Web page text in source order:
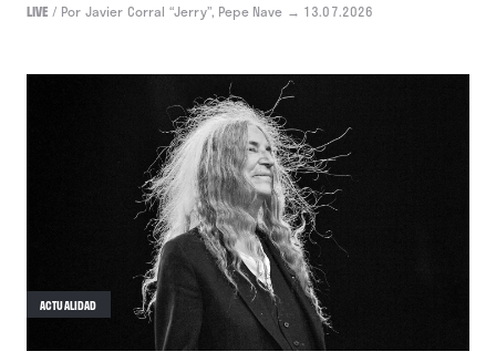
LIVE / Por Javier Corral “Jerry”, Pepe Nave → 13.07.2026
ACTUALIDAD